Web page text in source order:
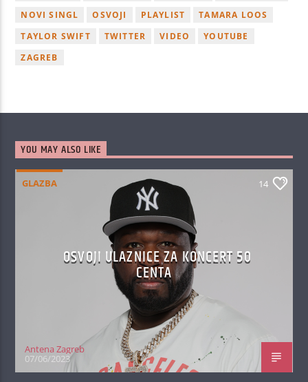
NOVI SINGL
OSVOJI PLAYLIST
TAMARA LOOS
TAYLOR SWIFT
TWITTER VIDEO
YOUTUBE
ZAGREB
YOU MAY ALSO LIKE
GLAZBA 14
OSVOJI ULAZNICE ZA KONCERT 50
CENTA
Antena Zagreb
07/06/2023